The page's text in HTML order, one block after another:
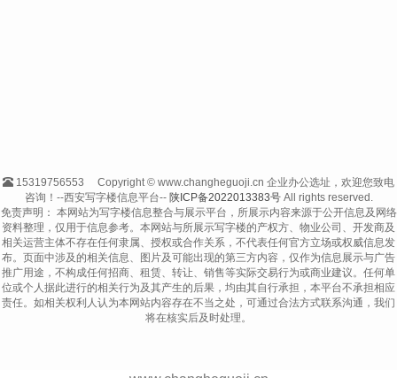
15319756553
Copyright © www.changheguoji.cn 企业办公选址，欢迎您致电
咨询！--西安写字楼信息平台-- 陕ICP备2022013383号All rights reserved.
免责声明： 本网站为写字楼信息整合与展示平台，所展示内容来源于公开信息及网络
资料整理，仅用于信息参考。本网站与所展示写字楼的产权方、物业公司、开发商及
相关运营主体不存在任何隶属、授权或合作关系，不代表任何官方立场或权威信息发
布。页面中涉及的相关信息、图片及可能出现的第三方内容，仅作为信息展示与广告
推广用途，不构成任何招商、租赁、转让、销售等实际交易行为或商业建议。任何单
位或个人据此进行的相关行为及其产生的后果，均由其自行承担，本平台不承担相应
责任。如相关权利人认为本网站内容存在不当之处，可通过合法方式联系沟通，我们
将在核实后及时处理。